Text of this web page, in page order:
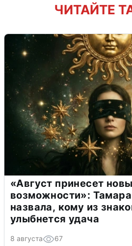
ЧИТАЙТЕ
«Август принесет
возможности»:
назвала, кому из
улыбнется удача
8 августа 67